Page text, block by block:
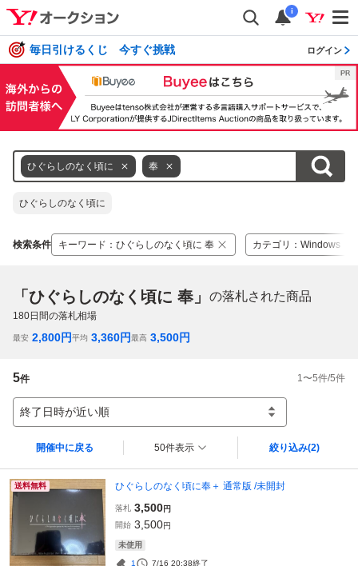
i
毎日引けるくじ 今すぐ挑戦 ログイン
ひぐらしのなく頃に 奉
ひぐらしのなく頃に
検索条件 キーワード ： ひぐらしのなく頃に 奉 カテゴリ ： Windows
「ひぐらしのなく頃に 奉」 の落札された商品
180日間の落札相場
最安 2,800円平均 3,360円最高 3,500円
5件 1 〜5件/5件
終了日時が近い順
開催中に戻る 50件表示 絞り込み(2)
送料無料 ひぐらしのなく頃に奉＋ 通常版 /未開封
落札 3,500円
開始 3,500円
未使用
1 7/16 20:38終了